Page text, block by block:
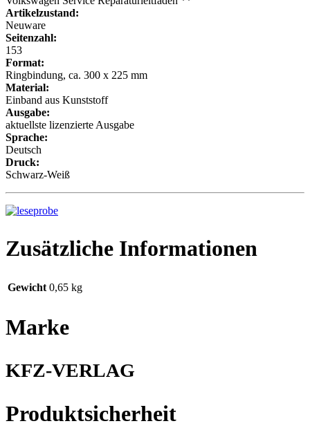
Artikelzustand:
Neuware
Seitenzahl:
153
Format:
Ringbindung, ca. 300 x 225 mm
Material:
Einband aus Kunststoff
Ausgabe:
aktuellste lizenzierte Ausgabe
Sprache:
Deutsch
Druck:
Schwarz-Weiß
Zusätzliche Informationen
Gewicht 0,65 kg
Marke
KFZ-VERLAG
Produktsicherheit